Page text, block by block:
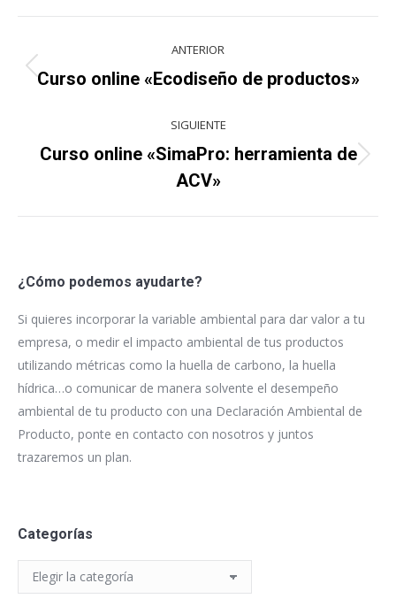
entre
ANTERIOR
Proyecto
Curso online «Ecodiseño de productos»
SIGUIENTE
Proyecto
siguiente
Curso online «SimaPro: herramienta de
ACV»
¿Cómo podemos ayudarte?
Si quieres incorporar la variable ambiental para dar valor a tu
empresa, o medir el impacto ambiental de tus productos
utilizando métricas como la huella de carbono, la huella
hídrica…o comunicar de manera solvente el desempeño
ambiental de tu producto con una Declaración Ambiental de
Producto, ponte en contacto con nosotros y juntos
trazaremos un plan.
Categorías
Categorías